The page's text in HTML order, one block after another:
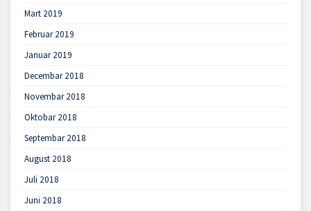
Mart 2019
Februar 2019
Januar 2019
Decembar 2018
Novembar 2018
Oktobar 2018
Septembar 2018
August 2018
Juli 2018
Juni 2018